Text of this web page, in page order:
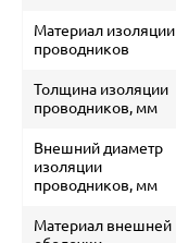
Материал изоляции
проводников
Толщина изоляции
проводников, мм
Внешний диаметр
изоляции
проводников, мм
Материал внешней